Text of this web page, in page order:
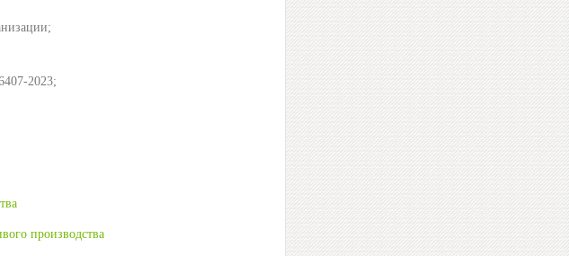
2023;
производства